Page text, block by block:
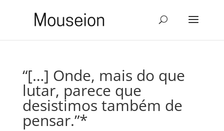
“[…] Onde, mais do que
lutar, parece que
desistimos também de
pensar.”*